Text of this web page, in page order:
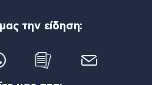
την είδηση: